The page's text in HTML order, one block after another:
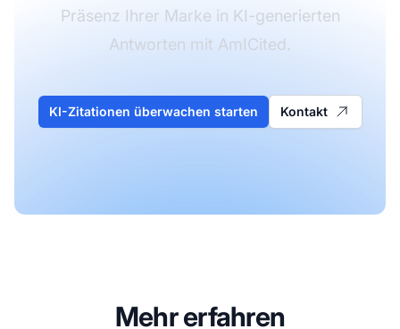
Präsenz Ihrer Marke in KI-generierten
Antworten mit AmICited.
KI-Zitationen überwachen starten Kontakt
Mehr erfahren